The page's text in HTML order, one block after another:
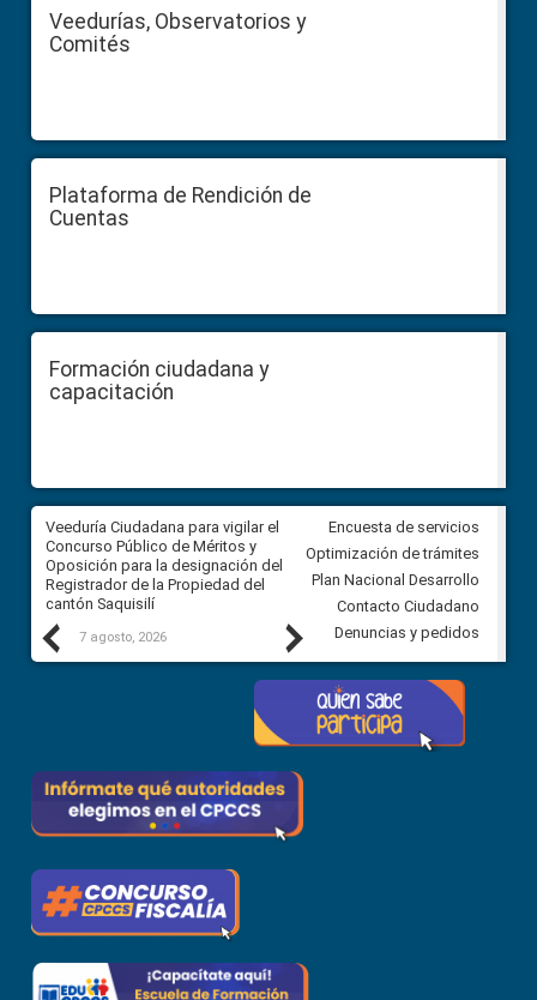
Veedurías, Observatorios y
Comités
Plataforma de Rendición de
Cuentas
Formación ciudadana y
capacitación
Previous
Veeduría Ciudadana para vigilar el
Concurso Público de Méritos y
Oposición para la designación del
Registrador de la Propiedad del
cantón Saquisilí
7 agosto, 2026
Veeduría Ciudadana para
construcción del asfaltado de
Ballenita del cantón Santa
7 agosto, 2026
Next
Encuesta de servicios
Optimización de trámites
Plan Nacional Desarrollo
Contacto Ciudadano
Denuncias y pedidos